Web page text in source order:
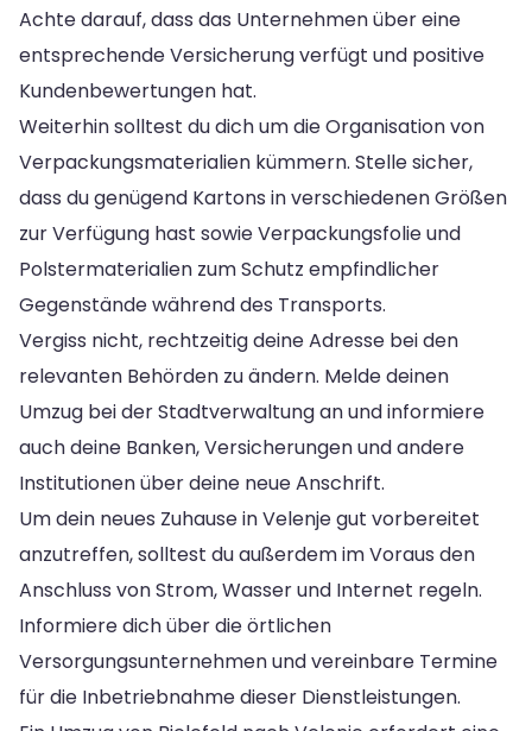
Achte darauf, dass das Unternehmen über eine
entsprechende Versicherung verfügt und positive
Kundenbewertungen hat.
Weiterhin solltest du dich um die Organisation von
Verpackungsmaterialien kümmern. Stelle sicher,
dass du genügend Kartons in verschiedenen Größen
zur Verfügung hast sowie Verpackungsfolie und
Polstermaterialien zum Schutz empfindlicher
Gegenstände während des Transports.
Vergiss nicht, rechtzeitig deine Adresse bei den
relevanten Behörden zu ändern. Melde deinen
Umzug bei der Stadtverwaltung an und informiere
auch deine Banken, Versicherungen und andere
Institutionen über deine neue Anschrift.
Um dein neues Zuhause in Velenje gut vorbereitet
anzutreffen, solltest du außerdem im Voraus den
Anschluss von Strom, Wasser und Internet regeln.
Informiere dich über die örtlichen
Versorgungsunternehmen und vereinbare Termine
für die Inbetriebnahme dieser Dienstleistungen.